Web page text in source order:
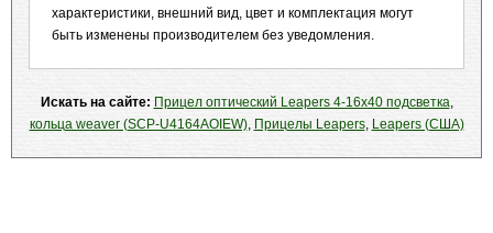
характеристики, внешний вид, цвет и комплектация могут
быть изменены производителем без уведомления.
Искать на сайте: Прицел оптический Leapers 4-16x40 подсветка,
кольца weaver (SCP-U4164AOIEW), Прицелы Leapers, Leapers (США)